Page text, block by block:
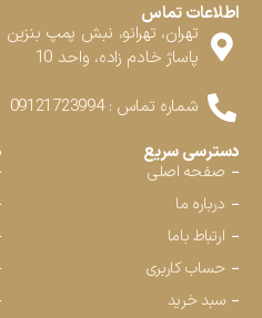
اطلاعات تماس
تهران، تهرانو، نبش پمپ
پاساژ خادم زاده، واحد 10
شماره تماس : 09121723994
دسترسی سریع
صفحه اصلی
درباره ما
ارتباط باما
حساب کاربری
سبد خرید